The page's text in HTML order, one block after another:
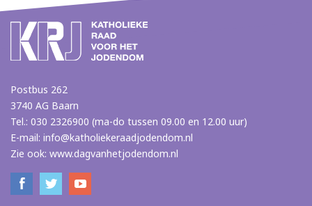
Postbus 262
3740 AG Baarn
Tel.: 030 2326900 (ma-do tussen 09.00 en 12.00 uur)
E-mail: info@katholiekeraadjodendom.nl
Zie ook: www.dagvanhetjodendom.nl